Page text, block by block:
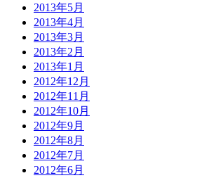
2013年5月
2013年4月
2013年3月
2013年2月
2013年1月
2012年12月
2012年11月
2012年10月
2012年9月
2012年8月
2012年7月
2012年6月